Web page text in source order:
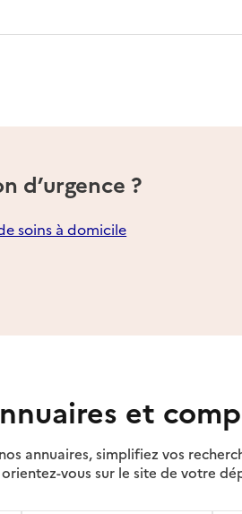
d’urgence ?
soins à domicile
et
annuaires, simplifiez vos
vous sur le site de votre